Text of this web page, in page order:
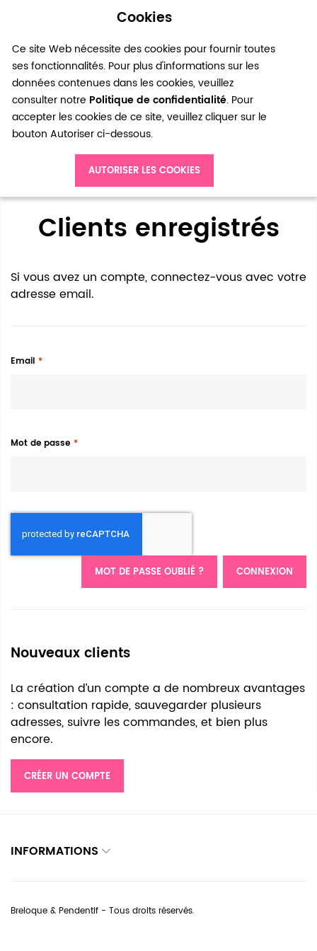
Cookies
Ce site Web nécessite des cookies pour fournir toutes
ses fonctionnalités. Pour plus d'informations sur les
données contenues dans les cookies, veuillez
consulter notre Politique de confidentialité. Pour
accepter les cookies de ce site, veuillez cliquer sur le
bouton Autoriser ci-dessous.
AUTORISER LES COOKIES
0
Accès client
Clients enregistrés
Si vous avez un compte, connectez-vous avec votre
adresse email.
Email
Mot de passe
CONNEXION
MOT DE PASSE OUBLIÉ ?
Nouveaux clients
La création d’un compte a de nombreux avantages
: consultation rapide, sauvegarder plusieurs
adresses, suivre les commandes, et bien plus
encore.
CRÉER UN COMPTE
INFORMATIONS
Breloque & Pendentif - Tous droits réservés.